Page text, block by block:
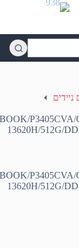
13620H/512G/